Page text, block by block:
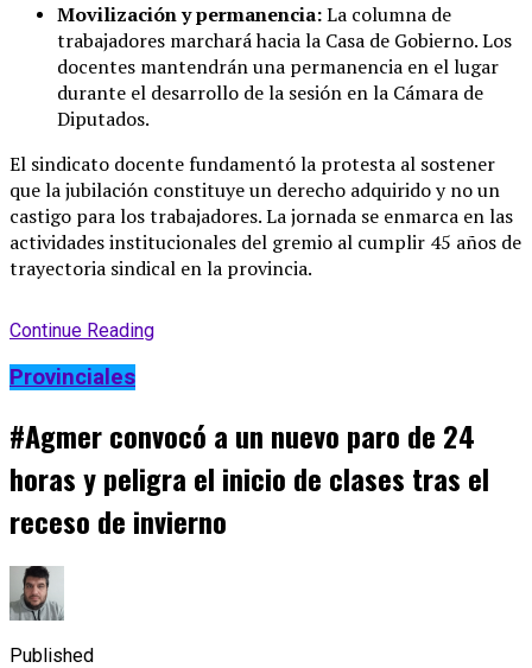
Movilización y permanencia:La columna de
trabajadores marchará hacia la Casa de Gobierno. Los
docentes mantendrán una permanencia en el lugar
durante el desarrollo de la sesión en la Cámara de
Diputados.
El sindicato docente fundamentó la protesta al sostener
que la jubilación constituye un derecho adquirido y no un
castigo para los trabajadores. La jornada se enmarca en las
actividades institucionales del gremio al cumplir 45 años de
trayectoria sindical en la provincia.
Continue Reading
Provinciales
#Agmer convocó a un nuevo paro de 24
horas y peligra el inicio de clases tras el
receso de invierno
Published